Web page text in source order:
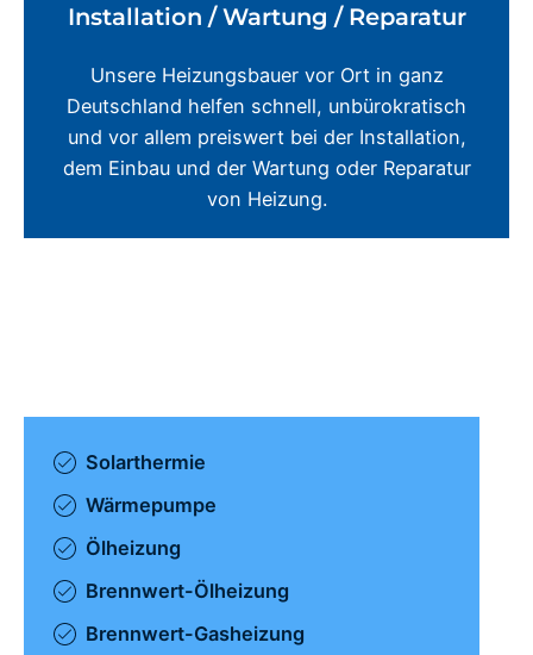
Installation / Wartung / Reparatur
Unsere Heizungsbauer vor Ort in ganz
Deutschland helfen schnell, unbürokratisch
und vor allem preiswert bei der Installation,
dem Einbau und der Wartung oder Reparatur
von Heizung.
Solarthermie
Wärmepumpe
Ölheizung
Brennwert-Ölheizung
Brennwert-Gasheizung